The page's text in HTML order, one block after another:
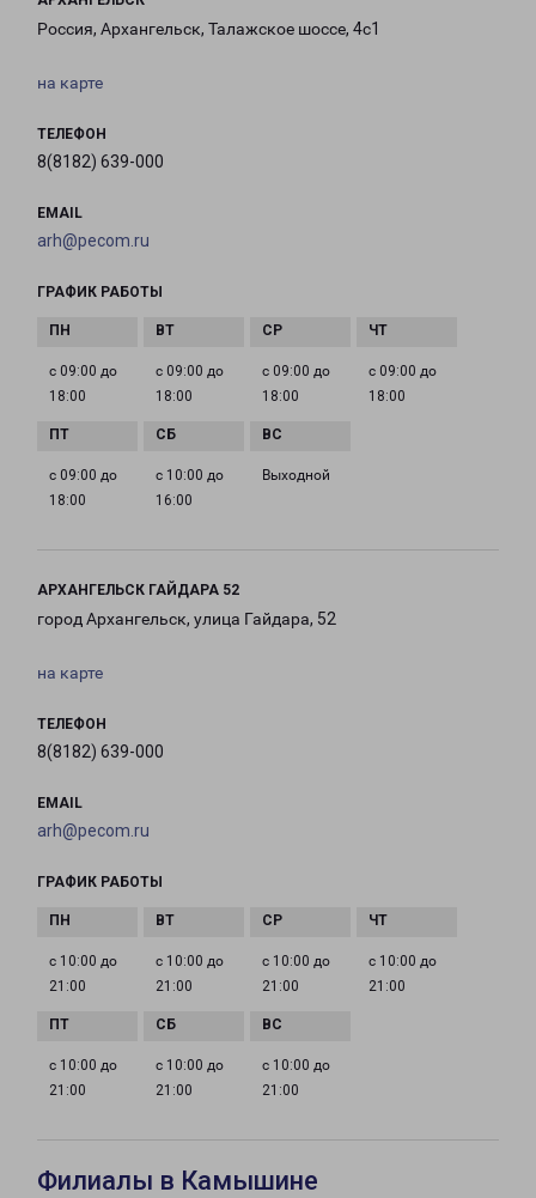
Россия, Архангельск, Талажское шоссе, 4с1
на карте
ТЕЛЕФОН
8(8182) 639-000
EMAIL
arh@pecom.ru
ГРАФИК РАБОТЫ
с 09:00 до
18:00
с 09:00 до
18:00
с 09:00 до
18:00
с 09:00 до
18:00
с 09:00 до
18:00
с 10:00 до
16:00
Выходной
АРХАНГЕЛЬСК ГАЙДАРА 52
город Архангельск, улица Гайдара, 52
на карте
ТЕЛЕФОН
8(8182) 639-000
EMAIL
arh@pecom.ru
ГРАФИК РАБОТЫ
с 10:00 до
21:00
с 10:00 до
21:00
с 10:00 до
21:00
с 10:00 до
21:00
с 10:00 до
21:00
с 10:00 до
21:00
с 10:00 до
21:00
Филиалы в Камышине